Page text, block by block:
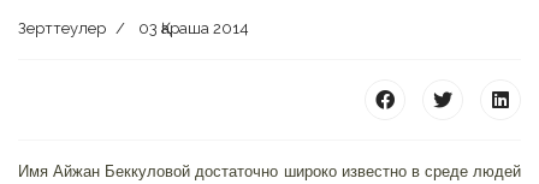
Зерттеулер 03 Қараша 2014
Имя Айжан Беккуловой достаточно широко известно в среде людей